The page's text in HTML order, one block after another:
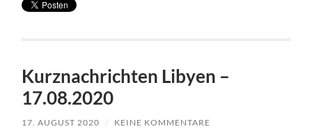
Kurznachrichten Libyen –
17.08.2020
17. AUGUST 2020 / KEINE KOMMENTARE